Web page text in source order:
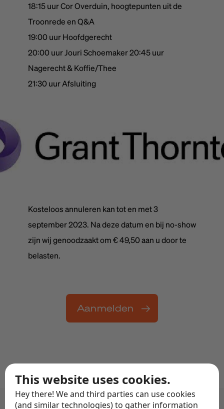
This website uses cookies.
Hey there! We and third parties can use cookies
(and similar technologies) to gather information
18:15 uur Cor Overduin, hoogtepunten uit de
Troonrede en Q&A
19:00 uur Hoofdgerecht
20:00 uur Jouri Schoemaker 20:45 uur
Nagerecht & Koffie/Thee
21:30 uur Afsluiting
Kosteloos annuleren kan tot en met 3
september 2023. Na deze datum en bij no-show
zijn wij genoodzaakt om € 49,50 aan u door te
belasten.
Aanmelden